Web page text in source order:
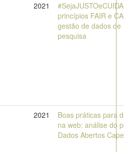
2021
princípios FAIR e
gestão de dados de
pesquisa
2021
Boas práticas para
na web: análise do
Dados Abertos